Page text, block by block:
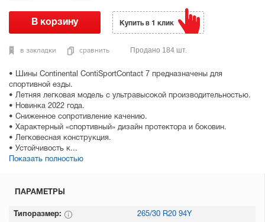
• Шины Continental ContiSportContact 7 предназначены для
спортивной езды.
• Летняя легковая модель с ультравысокой производительностью.
• Новинка 2022 года.
• Сниженное сопротивление качению.
• Характерный «спортивный» дизайн протектора и боковин.
• Легковесная конструкция.
• Устойчивость к...
Показать полностью
в закладки сравнить
Купить в 1 клик
Продано 184 шт.
ПАРАМЕТРЫ
Типоразмер: 265/30 R20 94Y